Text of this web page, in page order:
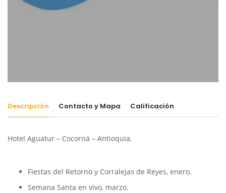
Descripción Contacto y Mapa Calificación
Hotel Aguatur – Cocorná – Antioquia.
Fiestas del Retorno y Corralejas de Reyes, enero.
Semana Santa en vivo, marzo.